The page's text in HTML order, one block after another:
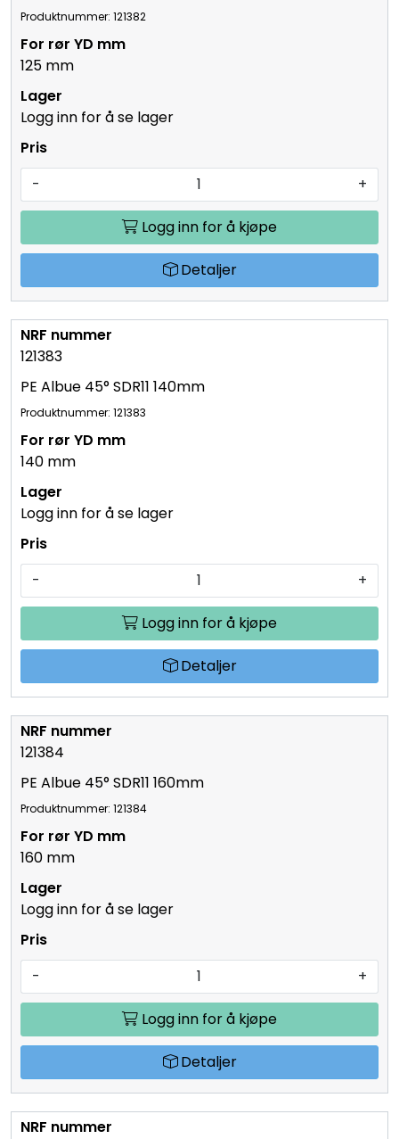
PE Albue 45° SDR11 125mm
Produktnummer: 121382
125 mm
Logg inn for å se lager
- +
Logg inn for å kjøpe
Detaljer
121383
PE Albue 45° SDR11 140mm
Produktnummer: 121383
140 mm
Logg inn for å se lager
- +
Logg inn for å kjøpe
Detaljer
121384
PE Albue 45° SDR11 160mm
Produktnummer: 121384
160 mm
Logg inn for å se lager
- +
Logg inn for å kjøpe
Detaljer